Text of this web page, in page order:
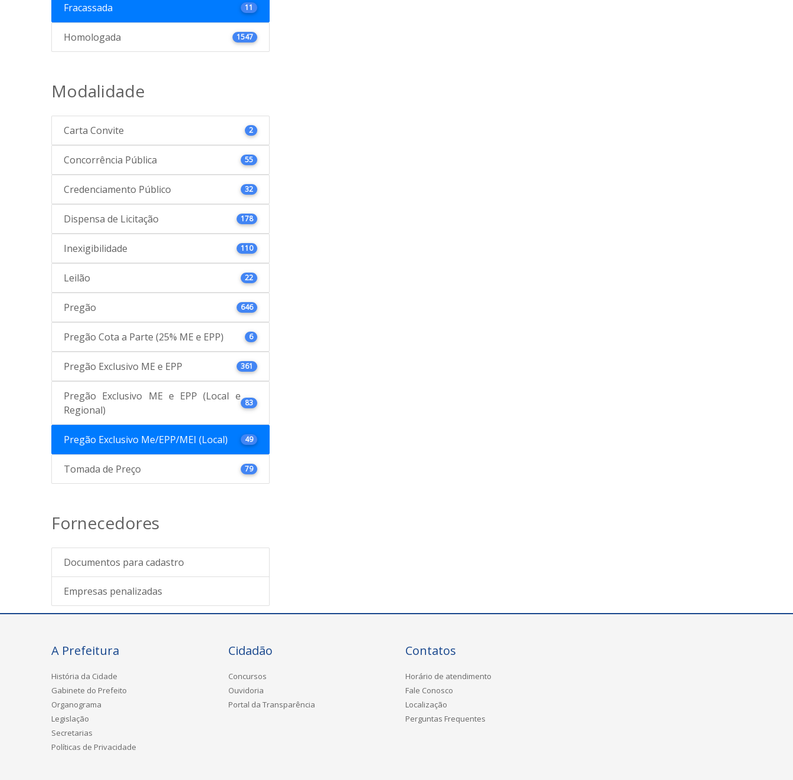
Fracassada 11
Homologada 1547
Modalidade
Carta Convite 2
Concorrência Pública 55
Credenciamento Público 32
Dispensa de Licitação 178
Inexigibilidade 110
Leilão 22
Pregão 646
Pregão Cota a Parte (25% ME e EPP) 6
Pregão Exclusivo ME e EPP 361
Pregão Exclusivo ME e EPP (Local e
Regional)
83
Pregão Exclusivo Me/EPP/MEI (Local) 49
Tomada de Preço 79
Fornecedores
Documentos para cadastro
Empresas penalizadas
A Prefeitura
História da Cidade
Gabinete do Prefeito
Organograma
Legislação
Secretarias
Políticas de Privacidade
Cidadão
Concursos
Ouvidoria
Portal da Transparência
Contatos
Horário de atendimento
Fale Conosco
Localização
Perguntas Frequentes